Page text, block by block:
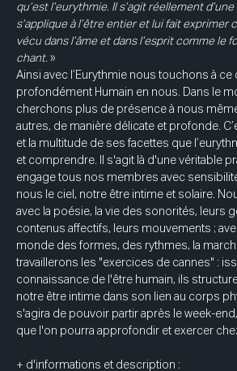
qu’est l’eurythmie. Il s’agit réellement
s’applique à l’être entier et lui fait exprimer
vécu dans l’âme et dans l’esprit comme le
chant. »
Ainsi avec l’Eurythmie nous touchons à ce
profondément Humain en nous. Dans le
cherchons plus de présence à nous
autres, de manière délicate et profonde.
et la multitude de ses facettes que
et comprendre. Il s'agit là d'une véritable
engage tous nos membres avec
nous le ciel, notre être intime et solaire.
avec la poésie, la vie des sonorités, leurs
contenus affectifs, leurs mouvements ;
monde des formes, des rythmes, la
travaillerons les "exercices de cannes" :
connaissance de l'être humain, ils
notre être intime dans son lien au corps
s'agira de pouvoir partir après le week-
que l'on pourra approfondir et exercer
+ d'informations et description :